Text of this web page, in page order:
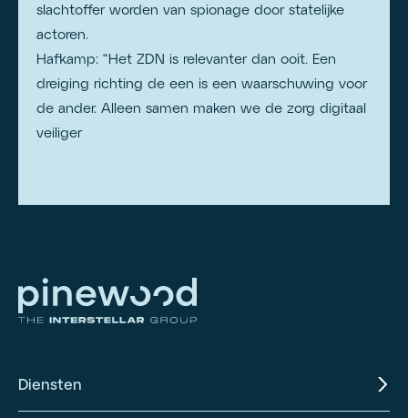
slachtoffer worden van spionage door statelijke
actoren.
Hafkamp: “Het ZDN is relevanter dan ooit. Een
dreiging richting de een is een waarschuwing voor
de ander. Alleen samen maken we de zorg digitaal
veiliger
Diensten